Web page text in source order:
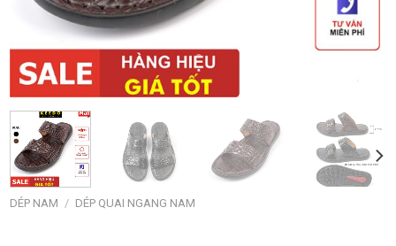
DÉP NAM / DÉP QUAI NGANG NAM